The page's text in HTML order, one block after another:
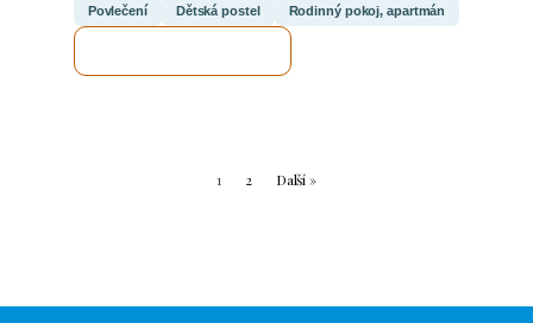
Povlečení Dětská postel Rodinný pokoj, apartmán
1 2 Další »